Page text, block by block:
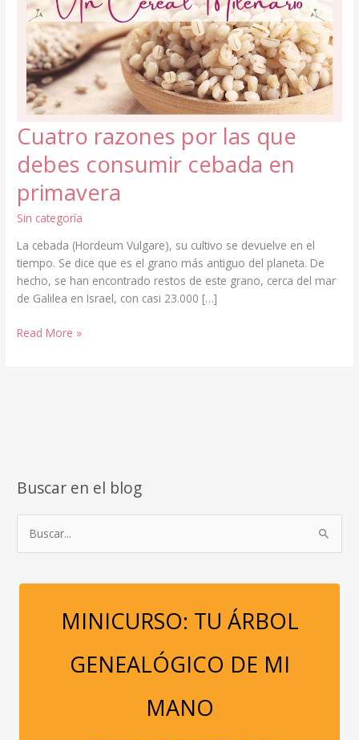
Cuatro razones por las que
debes consumir cebada en
primavera
Sin categoría
La cebada (Hordeum Vulgare), su cultivo se devuelve en el
tiempo. Se dice que es el grano más antiguo del planeta. De
hecho, se han encontrado restos de este grano, cerca del mar
de Galilea en Israel, con casi 23.000 […]
Cuatro
primavera
Read More »
Buscar en el blog
c
MINICURSO: TU ÁRBOL
GENEALÓGICO DE MI
MANO